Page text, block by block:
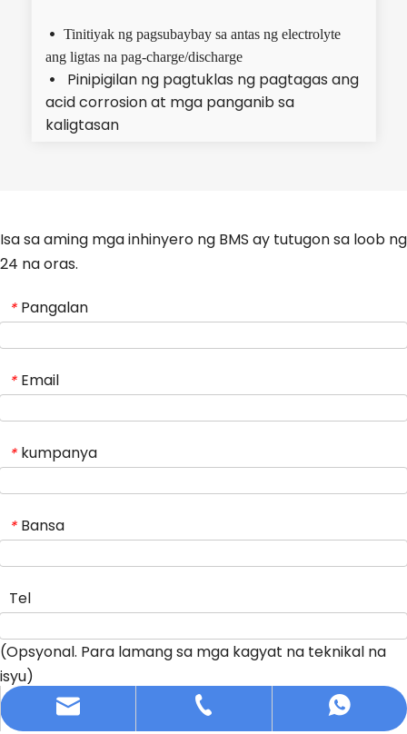
 Tinitiyak ng pagsubaybay sa antas ng electrolyte
ang ligtas na pag-charge/discharge
 Pinipigilan ng pagtuklas ng pagtagas ang
acid corrosion at mga panganib sa
kaligtasan
Isa sa aming mga inhinyero ng BMS ay tutugon sa loob ng
24 na oras.
* Pangalan
* Email
* kumpanya
* Bansa
Tel
(Opsyonal. Para lamang sa mga kagyat na teknikal na
isyu)
Mensahe
info@dfuntech.com
+86-756-6123188
+86 15919182362